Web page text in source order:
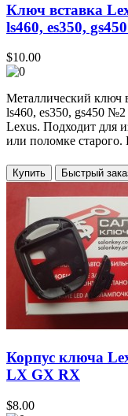
Ключ вставка
ls460, es350,
$10.00
Металлический ключ
ls460, es350, gs450
Lexus. Подходит для
или поломке
Купить
Корпус ключа
LX GX RX
$8.00